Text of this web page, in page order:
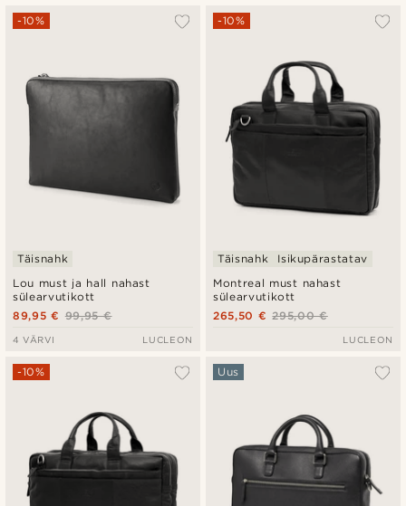
Lou must ja hall nahast
sülearvutikott
-10%
Täisnahk
99,95 €
89,95 €
4 VÄRVI LUCLEON
Montreal must nahast
sülearvutikott
-10%
Täisnahk Isikupärastatav
295,00 €
265,50 €
LUCLEON
-10% Uus